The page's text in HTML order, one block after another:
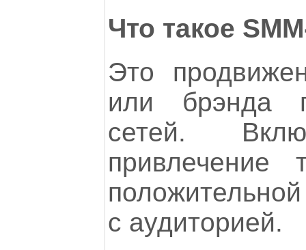
Что такое
Это
или брэнда
сетей.
привлечение
с аудиторией.